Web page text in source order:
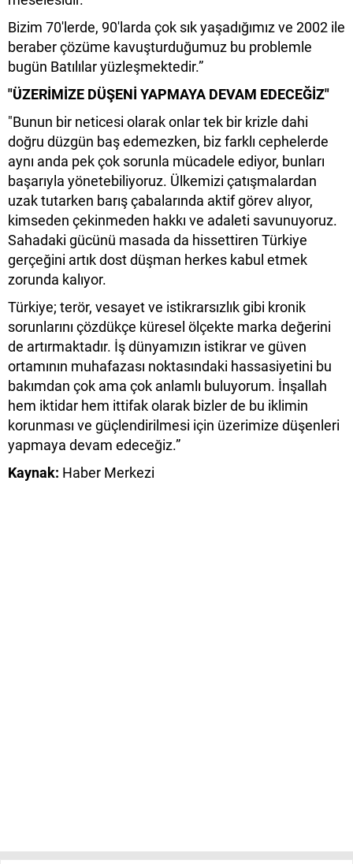
Bizim 70'lerde, 90'larda çok sık yaşadığımız ve 2002 ile
beraber çözüme kavuşturduğumuz bu problemle
bugün Batılılar yüzleşmektedir.”
"ÜZERİMİZE DÜŞENİ YAPMAYA DEVAM EDECEĞİZ"
"Bunun bir neticesi olarak onlar tek bir krizle dahi
doğru düzgün baş edemezken, biz farklı cephelerde
aynı anda pek çok sorunla mücadele ediyor, bunları
başarıyla yönetebiliyoruz. Ülkemizi çatışmalardan
uzak tutarken barış çabalarında aktif görev alıyor,
kimseden çekinmeden hakkı ve adaleti savunuyoruz.
Sahadaki gücünü masada da hissettiren Türkiye
gerçeğini artık dost düşman herkes kabul etmek
zorunda kalıyor.
Türkiye; terör, vesayet ve istikrarsızlık gibi kronik
sorunlarını çözdükçe küresel ölçekte marka değerini
de artırmaktadır. İş dünyamızın istikrar ve güven
ortamının muhafazası noktasındaki hassasiyetini bu
bakımdan çok ama çok anlamlı buluyorum. İnşallah
hem iktidar hem ittifak olarak bizler de bu iklimin
korunması ve güçlendirilmesi için üzerimize düşenleri
yapmaya devam edeceğiz.”
Kaynak: Haber Merkezi